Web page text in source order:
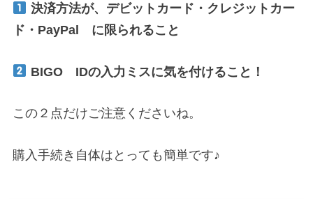
決済方法が、デビットカード・クレジットカー
ド・PayPal に限られること
BIGO IDの入力ミスに気を付けること！
この２点だけご注意くださいね。
購入手続き自体はとっても簡単です♪